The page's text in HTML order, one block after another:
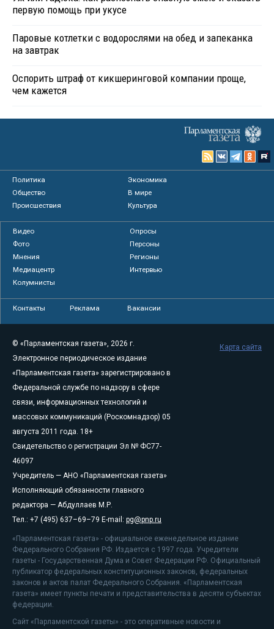
первую помощь при укусе
Паровые котлетки с водорослями на обед и запеканка
на завтрак
Оспорить штраф от кикшеринговой компании проще,
чем кажется
Политика
Экономика
Общество
В мире
Происшествия
Культура
Видео
Опросы
Фото
Персоны
Мнения
Регионы
Медиацентр
Интервью
Колумнисты
Контакты Реклама Вакансии
© «Парламентская газета», 2026 г.
Электронное периодическое издание
«Парламентская газета» зарегистрировано в
Федеральной службе по надзору в сфере
связи, информационных технологий и
массовых коммуникаций (Роскомнадзор) 05
августа 2011 года. 18+
Свидетельство о регистрации Эл № ФС77-
46097
Учредитель — АНО «Парламентская газета»
Исполняющий обязанности главного
редактора — Абдуллаев М.Р.
Тел.: +7 (495) 637–69–79 E-mail: pg@pnp.ru
«Парламентская газета» - официальное еженедельное издание
Федерального Собрания РФ. Издается с 1997 года. Учредители
газеты - Государственная Дума и Совет Федерации РФ. Официальный
публикатор федеральных конституционных законов, федеральных
законов и актов палат Федерального Собрания. «Парламентская
газета» имеет пункты печати и представительства в десяти субъектах
федерации.
Сайт «Парламентской газеты» - это оперативные новости и
Карта сайта